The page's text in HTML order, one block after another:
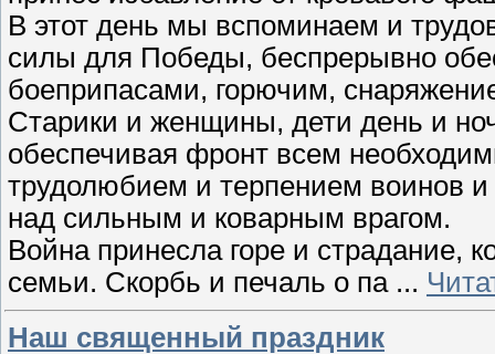
В этот день мы вспоминаем и
силы для Победы, беспрерывно
боеприпасами, горючим,
Старики и женщины, дети день и
обеспечивая фронт всем
трудолюбием и терпением воинов
над сильным и коварным врагом.
Война принесла горе и страдание,
семьи. Скорбь и печаль о па ...
Наш священный праздник